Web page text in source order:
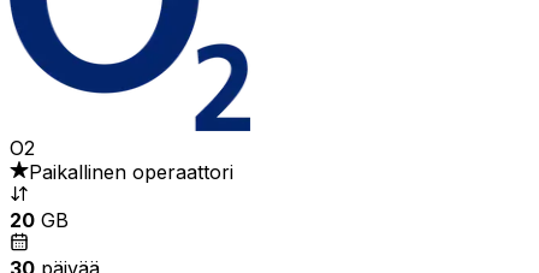
O2
Paikallinen operaattori
20 GB